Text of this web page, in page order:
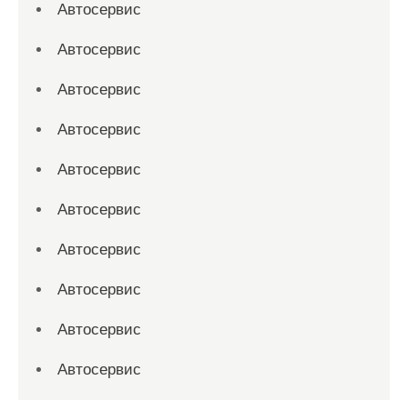
Автосервис
Автосервис
Автосервис
Автосервис
Автосервис
Автосервис
Автосервис
Автосервис
Автосервис
Автосервис